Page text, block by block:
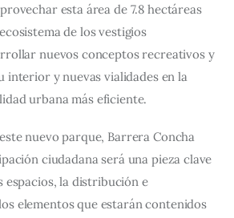
esta área de 7.8 hectáreas
de los vestigios
nuevos conceptos recreativos y
interior y nuevas vialidades en la
urbana más eficiente.
nuevo parque, Barrera Concha
ciudadana será una pieza clave
espacios, la distribución e
elementos que estarán contenidos